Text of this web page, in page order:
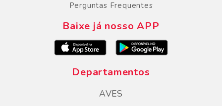
Perguntas Frequentes
Baixe já nosso APP
Departamentos
AVES